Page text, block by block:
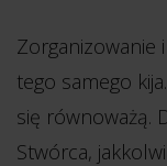
Zorganizowanie
tego samego
się równoważą.
Stwórca,